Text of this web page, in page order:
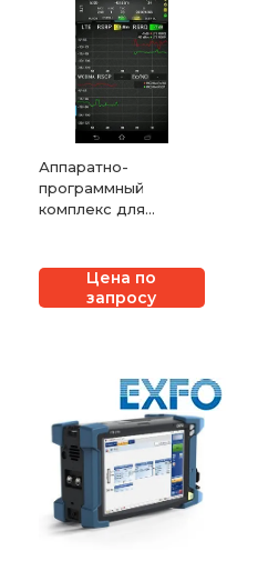
Аппаратно-
программный
комплекс для
InfoVista TEMS
Pocket
Цена по
запросу